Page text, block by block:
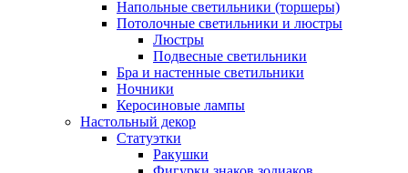
Напольные светильники (торшеры)
Потолочные светильники и люстры
Люстры
Подвесные светильники
Бра и настенные светильники
Ночники
Керосиновые лампы
Настольный декор
Статуэтки
Ракушки